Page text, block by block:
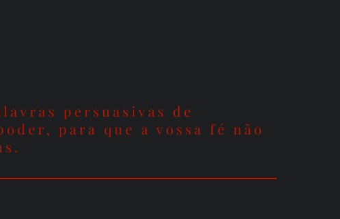
persuasivas de
para que a vossa fé não